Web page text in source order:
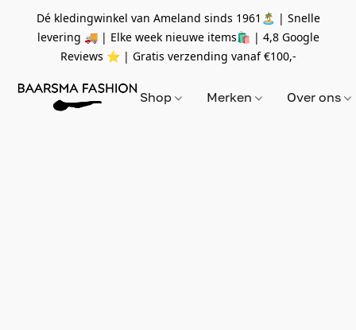
Dé kledingwinkel van Ameland sinds 1961🏝 | Snelle
levering 🚚 | Elke week nieuwe items🛍 | 4,8 Google
Reviews ⭐️ | Gratis verzending vanaf€100,-
Shop Merken Over ons